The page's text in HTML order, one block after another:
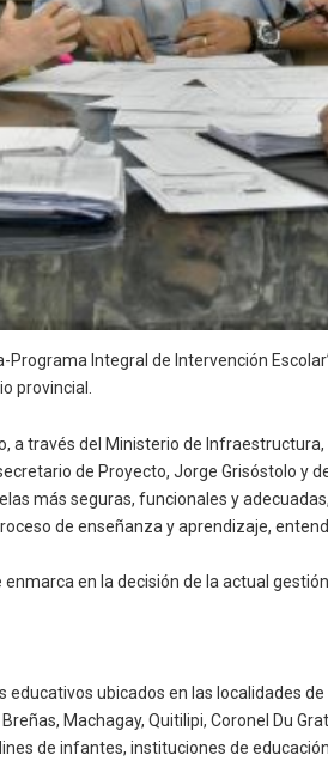
Programa Integral de Intervención
provincial.
través del Ministerio de
de Proyecto, Jorge Grisóstolo y
más seguras, funcionales y
de enseñanza y aprendizaje,
en la decisión de la actual
ubicados en las localidades
Machagay, Quitilipi, Coronel Du
de infantes, instituciones de